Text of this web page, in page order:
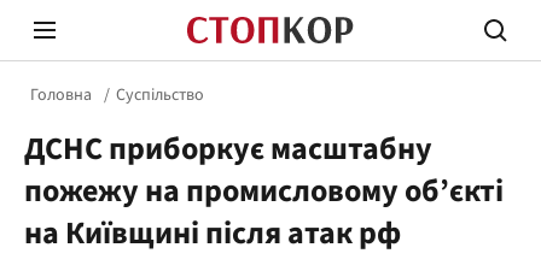
Головна Суспільство
ДСНС приборкує масштабну
пожежу на промисловому об’єкті
на Київщині після атак рф